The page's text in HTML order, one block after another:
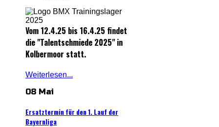
Vom 12.4.25 bis 16.4.25 findet
die "Talentschmiede 2025" in
Kolbermoor statt.
Weiterlesen...
08 Mai
Ersatztermin für den 1. Lauf der
Bayernliga